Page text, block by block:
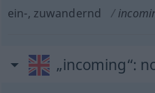
ein-, zuwandernd
„incoming“: